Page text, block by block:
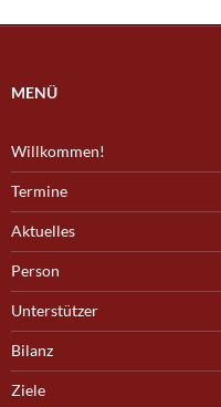
MENÜ
Willkommen!
Termine
Aktuelles
Person
Unterstützer
Bilanz
Ziele